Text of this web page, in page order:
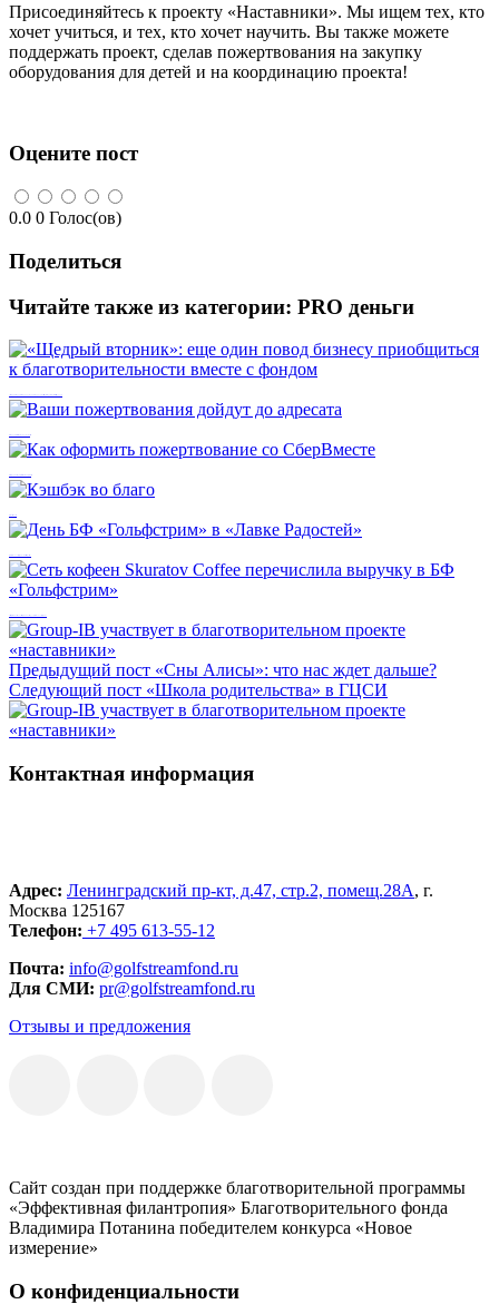
Присоединяйтесь к проекту «Наставники». Мы ищем тех, кто
хочет учиться, и тех, кто хочет научить. Вы также можете
поддержать проект, сделав пожертвования на закупку
оборудования для детей и на координацию проекта!
Оцените пост
0.0 0 Голос(ов)
Поделиться
Читайте также из категории: PRO деньги
Предыдущий пост «Сны Алисы»: что нас ждет дальше?
Следующий пост «Школа родительства» в ГЦСИ
Контактная информация
Адрес: Ленинградский пр-кт, д.47, стр.2, помещ.28А, г.
Москва 125167
Телефон: +7 495 613-55-12
Почта: info@golfstreamfond.ru
Для СМИ: pr@golfstreamfond.ru
Отзывы и предложения
Сайт создан при поддержке благотворительной программы
«Эффективная филантропия» Благотворительного фонда
Владимира Потанина победителем конкурса «Новое
измерение»
О конфиденциальности